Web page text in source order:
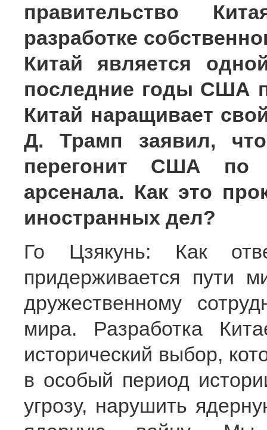
правительство
разработке
Китай является
последние годы США
Китай наращивает
Д. Трамп заявил,
перегонит США по
арсенала. Как это
иностранных дел?
Го Цзякунь: Как
придерживается пути
дружественному
мира. Разработка
исторический выбор,
в особый период
угрозу, нарушить